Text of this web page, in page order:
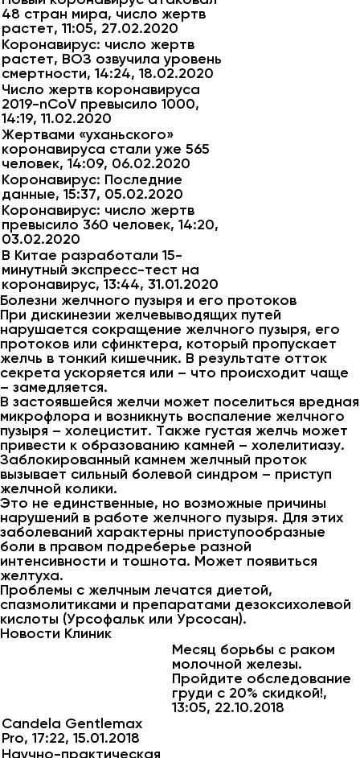
48 стран мира, число жертв
растет, 11:05, 27.02.2020
Коронавирус: число жертв
растет, ВОЗ озвучила уровень
смертности, 14:24, 18.02.2020
Число жертв коронавируса
2019-nCoV превысило 1000,
14:19, 11.02.2020
Жертвами «уханьского»
коронавируса стали уже 565
человек, 14:09, 06.02.2020
Коронавирус: Последние
данные, 15:37, 05.02.2020
Коронавирус: число жертв
превысило 360 человек, 14:20,
03.02.2020
В Китае разработали 15-
минутный экспресс-тест на
коронавирус, 13:44, 31.01.2020
Болезни желчного пузыря и его протоков
При дискинезии желчевыводящих путей
нарушается сокращение желчного пузыря, его
протоков или сфинктера, который пропускает
желчь в тонкий кишечник. В результате отток
секрета ускоряется или – что происходит чаще
– замедляется.
В застоявшейся желчи может поселиться вредная
микрофлора и возникнуть воспаление желчного
пузыря – холецистит. Также густая желчь может
привести к образованию камней – холелитиазу.
Заблокированный камнем желчный проток
вызывает сильный болевой синдром – приступ
желчной колики.
Это не единственные, но возможные причины
нарушений в работе желчного пузыря. Для этих
заболеваний характерны приступообразные
боли в правом подреберье разной
интенсивности и тошнота. Может появиться
желтуха.
Проблемы с желчным лечатся диетой,
спазмолитиками и препаратами дезоксихолевой
кислоты (Урсофальк или Урсосан).
Новости Клиник
Месяц борьбы с раком
молочной железы.
Пройдите обследование
груди с 20% скидкой!,
13:05, 22.10.2018
Candela Gentlemax
Pro, 17:22, 15.01.2018
Научно-практическая